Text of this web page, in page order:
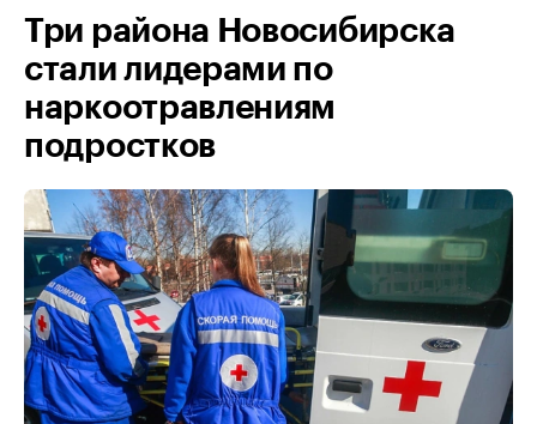
Три района Новосибирска
стали лидерами по
наркоотравлениям
подростков